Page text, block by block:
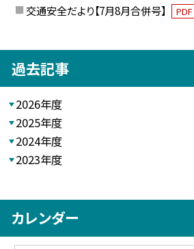
交通安全だより【7月8月合併号】 PDF
過去記事
2026年度
2025年度
2024年度
2023年度
カレンダー